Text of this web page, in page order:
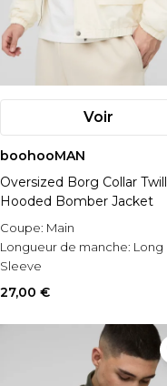
Voir
boohooMAN
Oversized Borg Collar Twill
Hooded Bomber Jacket
Coupe: Main
Longueur de manche: Long
Sleeve
Occasion:
27,00 €